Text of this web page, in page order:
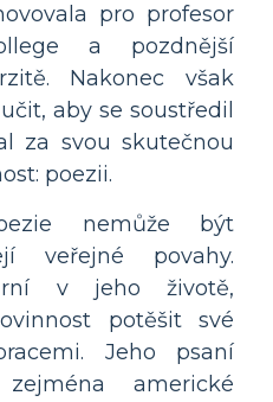
pro profesor
a pozdnější
Nakonec však
aby se soustředil
za svou skutečnou
poezii.
nemůže být
veřejné povahy.
v jeho životě,
potěšit své
Jeho psaní
americké